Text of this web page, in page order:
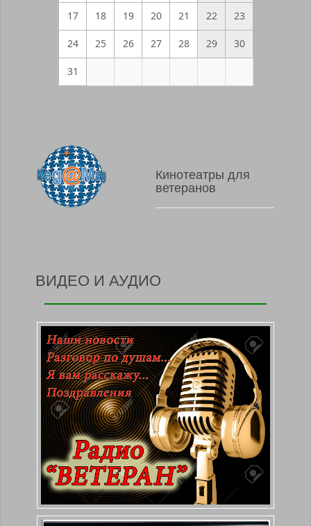
17 18 19 20 21 22 23
24 25 26 27 28 29 30
31
Кинотеатры для
ветеранов
ВИДЕО И АУДИО